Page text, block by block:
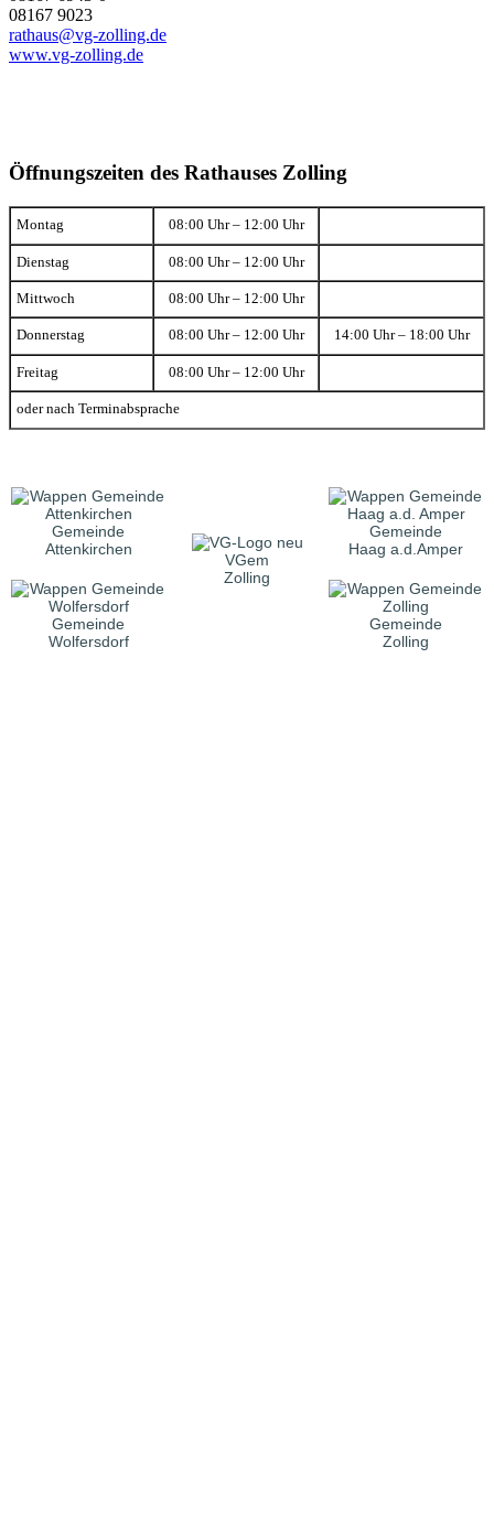
08167 9023
rathaus@vg-zolling.de
www.vg-zolling.de
Öffnungszeiten des Rathauses Zolling
Montag 08:00 Uhr – 12:00 Uhr
Dienstag 08:00 Uhr – 12:00 Uhr
Mittwoch 08:00 Uhr – 12:00 Uhr
Donnerstag 08:00 Uhr – 12:00 Uhr 14:00 Uhr – 18:00 Uhr
Freitag 08:00 Uhr – 12:00 Uhr
oder nach Terminabsprache
Gemeinde
Attenkirchen
VGem
Zolling
Gemeinde
Haag a.d.Amper
Gemeinde
Wolfersdorf
Gemeinde
Zolling